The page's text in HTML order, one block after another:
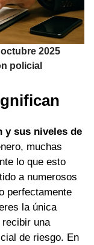
2025
policial
y sus niveles de
muchas
lo que esto
a numerosos
perfectamente
la única
recibir una
de riesgo. En